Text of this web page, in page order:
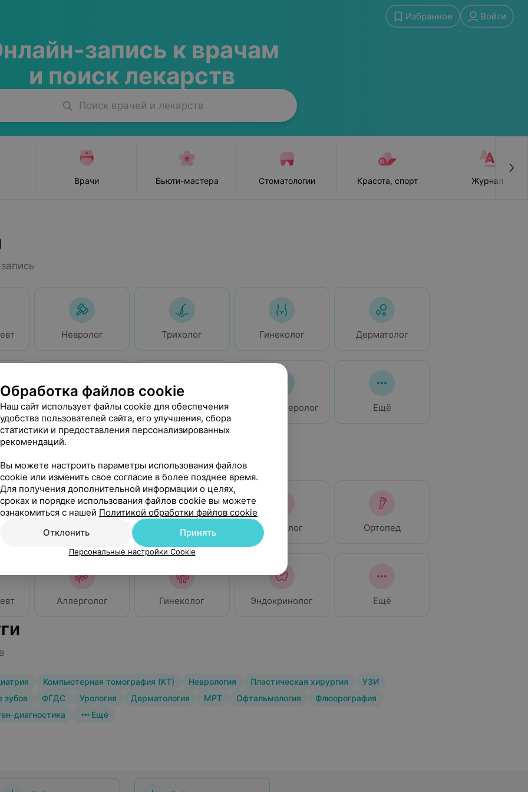
Избранное Войти
запись к врачам
и поиск лекарств
Поиск врачей и лекарств
Врачи Бьюти-мастера Стоматологии Красота, спорт Журнал
Невролог Трихолог Гинеколог Дерматолог
Ревматолог Флеболог Гастроэнтеролог Ещё
врачи
Дерматолог Гастроэнтеролог Невролог Ортопед
Аллерголог Гинеколог Эндокринолог Ещё
Компьютерная томография (КТ) Неврология Пластическая хирургия
УЗИ
зубов ФГДС Урология Дерматология МРТ Офтальмология
Флюорография
диагностика Ещё
Обработка файлов cookie
Наш сайт использует файлы cookie для обеспечения
удобства пользователей сайта, его улучшения, сбора
статистики и предоставления персонализированных
рекомендаций.
Вы можете настроить параметры использования файлов
cookie или изменить свое согласие в более позднее время.
Для получения дополнительной информации о целях,
сроках и порядке использования файлов cookie вы можете
ознакомиться с нашей Политикой обработки файлов cookie
Отклонить
Принять
Персональные настройки Cookie